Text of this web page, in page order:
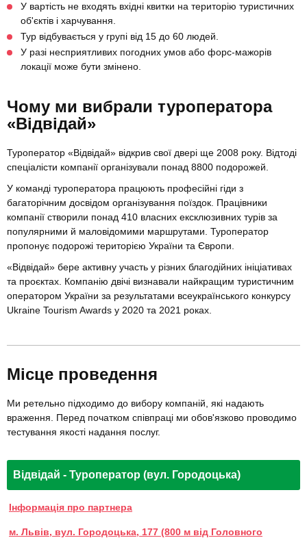
У вартість не входять вхідні квитки на територію туристичних
об'єктів і харчування.
Тур відбувається у групі від 15 до 60 людей.
У разі несприятливих погодних умов або форс-мажорів
локації може бути змінено.
Чому ми вибрали туроператора
«Відвідай»
Туроператор «Відвідай» відкрив свої двері ще 2008 року. Відтоді
спеціалісти компанії організували понад 8800 подорожей.
У команді туроператора працюють професійні гіди з
багаторічним досвідом організування поїздок. Працівники
компанії створили понад 410 власних ексклюзивних турів за
популярними й маловідомими маршрутами. Туроператор
пропонує подорожі територією України та Європи.
«Відвідай» бере активну участь у різних благодійних ініціативах
та проєктах. Компанію двічі визнавали найкращим туристичним
оператором України за результатами всеукраїнського конкурсу
Ukraine Tourism Awards у 2020 та 2021 роках.
Місце проведення
Ми ретельно підходимо до вибору компаній, які надають
враження. Перед початком співпраці ми обов'язково проводимо
тестування якості надання послуг.
Відвідай - Туроператор (вул. Городоцька)
Інформація про партнера
м. Львів, вул. Городоцька, 177 (800 м від Головного